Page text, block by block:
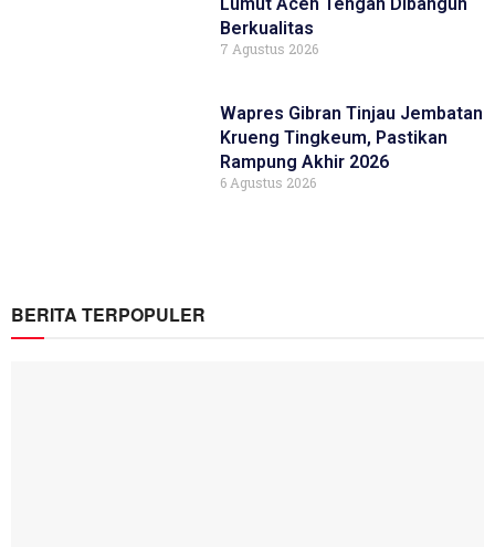
Berkualitas
7 Agustus 2026
Wapres Gibran Tinjau Jembatan
Krueng Tingkeum, Pastikan
Rampung Akhir 2026
6 Agustus 2026
BERITA TERPOPULER